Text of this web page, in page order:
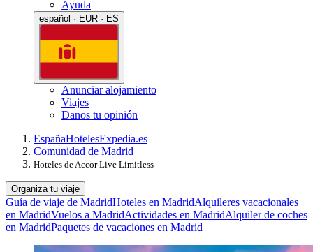
Ayuda
español · EUR · ES
Anunciar alojamiento
Viajes
Danos tu opinión
EspañaHotelesExpedia.es
Comunidad de Madrid
Hoteles de Accor Live Limitless
Organiza tu viaje
Guía de viaje de MadridHoteles en MadridAlquileres vacacionales
en MadridVuelos a MadridActividades en MadridAlquiler de coches
en MadridPaquetes de vacaciones en Madrid